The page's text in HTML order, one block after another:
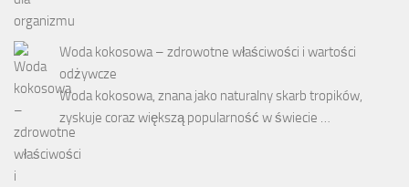
Woda kokosowa – zdrowotne właściwości i wartości
odżywcze
Woda kokosowa, znana jako naturalny skarb tropików,
zyskuje coraz większą popularność w świecie …